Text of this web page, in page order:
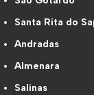
Santa Rita do
Andradas
Almenara
Salinas